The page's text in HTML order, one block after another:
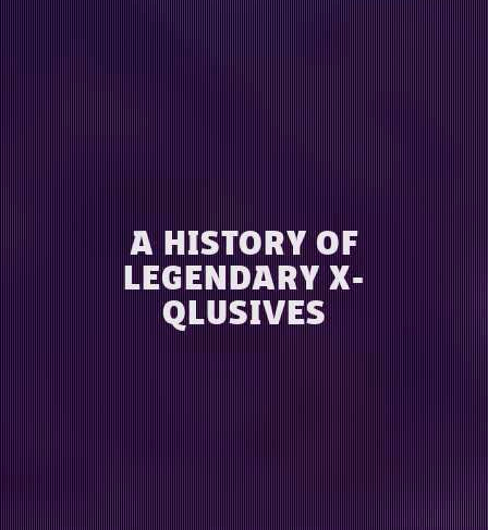
A HISTORY OF
LEGENDARY X-
QLUSIVES